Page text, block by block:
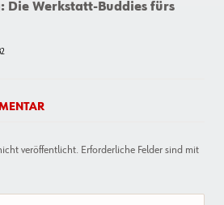
Die Werkstatt-Buddies fürs
veröffentlicht. Erforderliche Felder sind mit